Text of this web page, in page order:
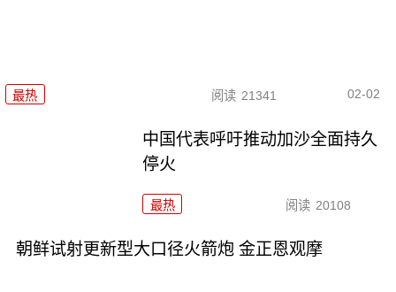
最热 阅读 21341 02-02
中国代表呼吁推动加沙全面持久
停火
最热 阅读 20108
朝鲜试射更新型大口径火箭炮 金正恩观摩